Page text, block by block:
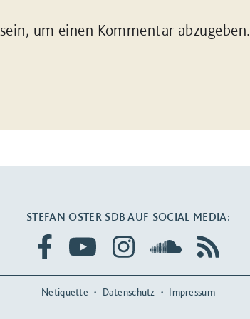
sein, um einen Kommentar abzugeben.
STEFAN OSTER SDB AUF SOCIAL MEDIA:
Netiquette Datenschutz Impressum